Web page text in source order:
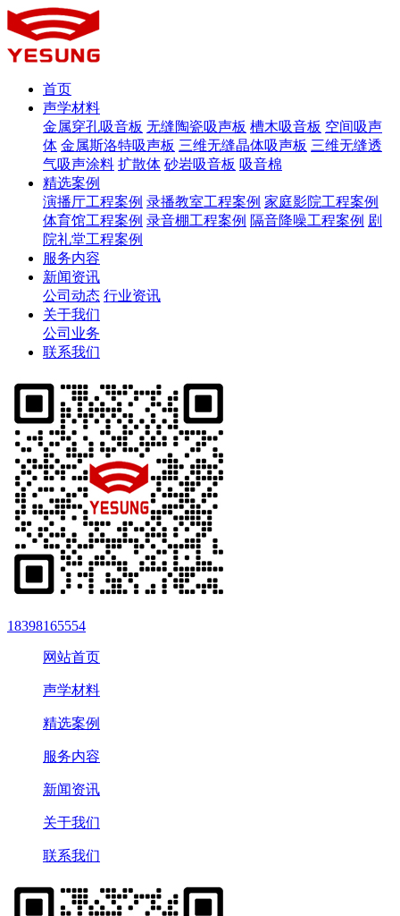
首页
声学材料
金属穿孔吸音板 无缝陶瓷吸声板 槽木吸音板 空间吸声
体 金属斯洛特吸声板 三维无缝晶体吸声板 三维无缝透
气吸声涂料 扩散体 砂岩吸音板 吸音棉
精选案例
演播厅工程案例 录播教室工程案例 家庭影院工程案例
体育馆工程案例 录音棚工程案例 隔音降噪工程案例 剧
院礼堂工程案例
服务内容
新闻资讯
公司动态 行业资讯
关于我们
公司业务
联系我们
18398165554
网站首页
声学材料
精选案例
服务内容
新闻资讯
关于我们
联系我们